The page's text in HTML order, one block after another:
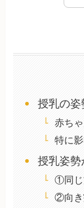
授乳の姿
赤ち
特に
授乳姿勢
①同じ
②向き